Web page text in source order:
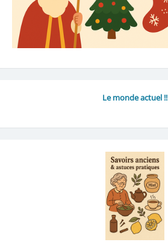
Le monde actuel !!